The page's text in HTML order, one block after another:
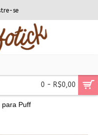
se
0 - R$0,00
para Puff